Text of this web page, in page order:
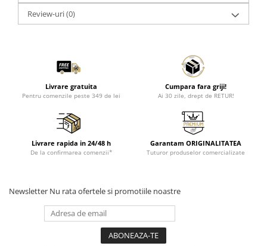
Review-uri(0)
Livrare gratuita
Pentru comenzile peste 349 de lei
Cumpara fara griji!
Ai 30 zile, drept de RETUR!
Livrare rapida in 24/48 h
De la confirmarea comenzii*
Garantam ORIGINALITATEA
Tuturor produselor comercializate
Newsletter Nu rata ofertele si promotiile noastre